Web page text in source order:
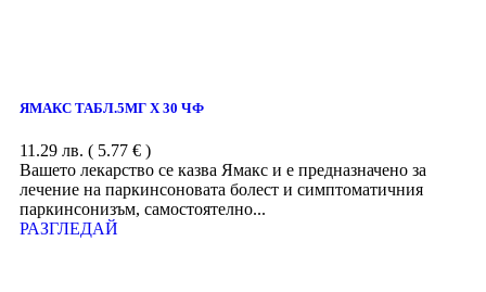
ЯМАКС ТАБЛ.5МГ Х 30 ЧФ
11.29 лв. ( 5.77 € )
Вашето лекарство се казва Ямакс и е предназначено за
лечение на паркинсоновата болест и симптоматичния
паркинсонизъм, самостоятелно...
РАЗГЛЕДАЙ